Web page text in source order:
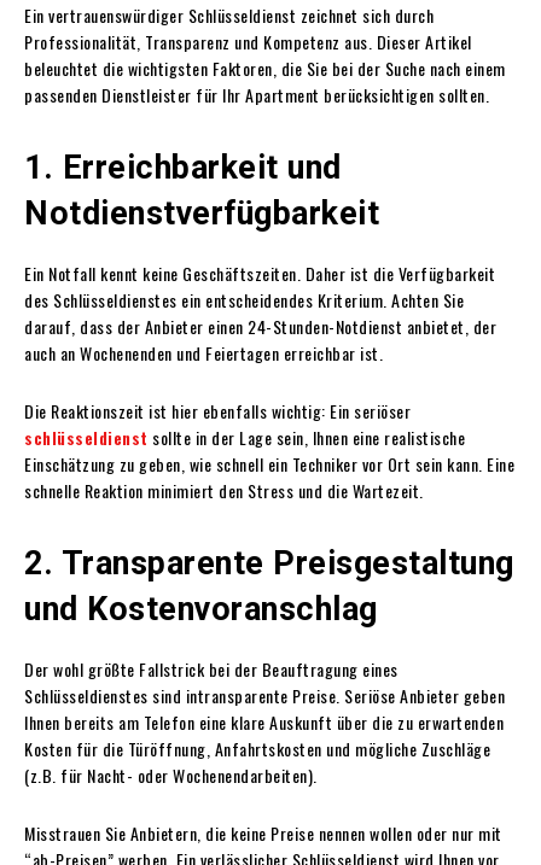
Ein vertrauenswürdiger Schlüsseldienst zeichnet sich durch
Professionalität, Transparenz und Kompetenz aus. Dieser Artikel
beleuchtet die wichtigsten Faktoren, die Sie bei der Suche nach einem
passenden Dienstleister für Ihr Apartment berücksichtigen sollten.
1. Erreichbarkeit und
Notdienstverfügbarkeit
Ein Notfall kennt keine Geschäftszeiten. Daher ist die Verfügbarkeit
des Schlüsseldienstes ein entscheidendes Kriterium. Achten Sie
darauf, dass der Anbieter einen 24-Stunden-Notdienst anbietet, der
auch an Wochenenden und Feiertagen erreichbar ist.
Die Reaktionszeit ist hier ebenfalls wichtig: Ein seriöser
schlüsseldienst sollte in der Lage sein, Ihnen eine realistische
Einschätzung zu geben, wie schnell ein Techniker vor Ort sein kann. Eine
schnelle Reaktion minimiert den Stress und die Wartezeit.
2. Transparente Preisgestaltung
und Kostenvoranschlag
Der wohl größte Fallstrick bei der Beauftragung eines
Schlüsseldienstes sind intransparente Preise. Seriöse Anbieter geben
Ihnen bereits am Telefon eine klare Auskunft über die zu erwartenden
Kosten für die Türöffnung, Anfahrtskosten und mögliche Zuschläge
(z.B. für Nacht- oder Wochenendarbeiten).
Misstrauen Sie Anbietern, die keine Preise nennen wollen oder nur mit
“ab-Preisen” werben. Ein verlässlicher Schlüsseldienst wird Ihnen vor